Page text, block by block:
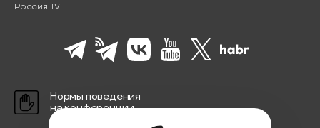
Россия IV
Нормы поведения
на конференции